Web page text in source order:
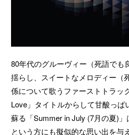
80年代のグルーヴィー（死語でも
揺らし、スイートなメロディー（
係について歌うファーストトラッ
Love」タイトルからして甘酸っぱ
蘇る「Summer in July (7月の夏)
という方にも擬似的な思い出を与